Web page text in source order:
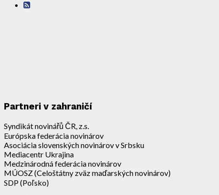
Partneri v zahraničí
Syndikát novinářů ČR, z.s.
Európska federácia novinárov
Asociácia slovenských novinárov v Srbsku
Mediacentr Ukrajina
Medzinárodná federácia novinárov
MÚOSZ (Celoštátny zväz maďarských novinárov)
SDP (Poľsko)